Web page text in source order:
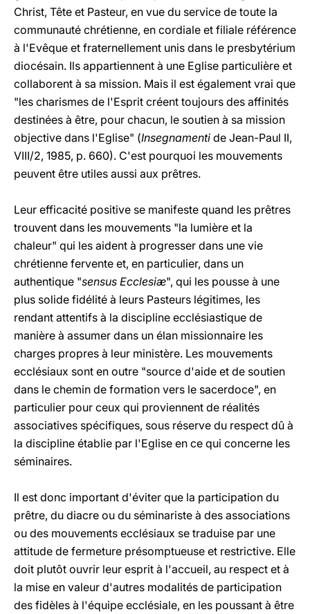
Christ, Tête et Pasteur, en vue du service de toute la
communauté chrétienne, en cordiale et filiale référence
à l'Evêque et fraternellement unis dans le presbytérium
diocésain. Ils appartiennent à une Eglise particulière et
collaborent à sa mission. Mais il est également vrai que
"les charismes de l'Esprit créent toujours des affinités
destinées à être, pour chacun, le soutien à sa mission
objective dans l'Eglise" (Insegnamenti de Jean-Paul II,
VIII/2, 1985, p. 660). C'est pourquoi les mouvements
peuvent être utiles aussi aux prêtres.
Leur efficacité positive se manifeste quand les prêtres
trouvent dans les mouvements "la lumière et la
chaleur" qui les aident à progresser dans une vie
chrétienne fervente et, en particulier, dans un
authentique "sensus Ecclesiæ", qui les pousse à une
plus solide fidélité à leurs Pasteurs légitimes, les
rendant attentifs à la discipline ecclésiastique de
manière à assumer dans un élan missionnaire les
charges propres à leur ministère. Les mouvements
ecclésiaux sont en outre "source d'aide et de soutien
dans le chemin de formation vers le sacerdoce", en
particulier pour ceux qui proviennent de réalités
associatives spécifiques, sous réserve du respect dû à
la discipline établie par l'Eglise en ce qui concerne les
séminaires.
Il est donc important d'éviter que la participation du
prêtre, du diacre ou du séminariste à des associations
ou des mouvements ecclésiaux se traduise par une
attitude de fermeture présomptueuse et restrictive. Elle
doit plutôt ouvrir leur esprit à l'accueil, au respect et à
la mise en valeur d'autres modalités de participation
des fidèles à l'équipe ecclésiale, en les poussant à être